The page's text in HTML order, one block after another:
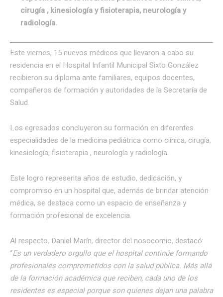
cirugía , kinesiología y fisioterapia, neurología y
radiología.
Este viernes, 15 nuevos médicos que llevaron a cabo su
residencia en el Hospital Infantil Municipal Sixto González
recibieron su diploma ante familiares, equipos docentes,
compañeros de formación y autoridades de la Secretaría de
Salud.
Los egresados concluyeron su formación en diferentes
especialidades de la medicina pediátrica como clínica, cirugía,
kinesiología, fisioterapia , neurología y radiología.
Este logro representa años de estudio, dedicación, y
compromiso en un hospital que, además de brindar atención
médica, se destaca como un espacio de enseñanza y
formación profesional de excelencia.
Al respecto, Daniel Marín, director del nosocomio, destacó:
“Es un verdadero orgullo que el hospital continúe formando
profesionales comprometidos con la salud pública. Más allá
de la formación académica que reciben, cada uno de los
residentes es especial porque son quienes dejan una palabra